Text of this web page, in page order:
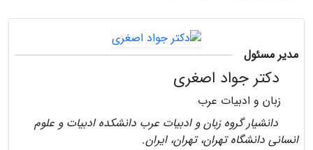
مدیر مسئول
دکتر جواد اصغری
زبان و ادبیات عرب
دانشیار گروه زبان و ادبیات عرب دانشکده ادبیات و علوم
انسانی دانشگاه تهران، تهران، ایران.